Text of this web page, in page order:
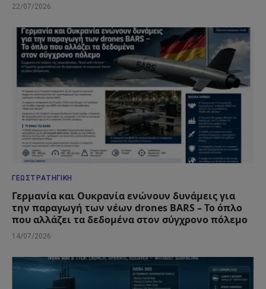
22/07/2026
ΓΕΩΣΤΡΑΤΗΓΙΚΉ
Γερμανία και Ουκρανία ενώνουν δυνάμεις για
την παραγωγή των νέων drones BARS – Το όπλο
που αλλάζει τα δεδομένα στον σύγχρονο πόλεμο
14/07/2026